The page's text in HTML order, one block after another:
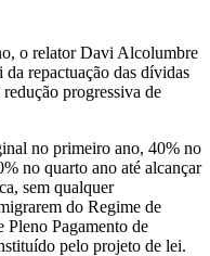
o relator Davi Alcolumbre
repactuação das dívidas
progressiva de
no primeiro ano, 40% no
no quarto ano até alcançar
sem qualquer
do Regime de
Pleno Pagamento de
pelo projeto de lei.